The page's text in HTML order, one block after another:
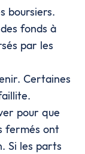
boursiers.
fonds à
par les
Certaines
pour que
fermés ont
Si les parts